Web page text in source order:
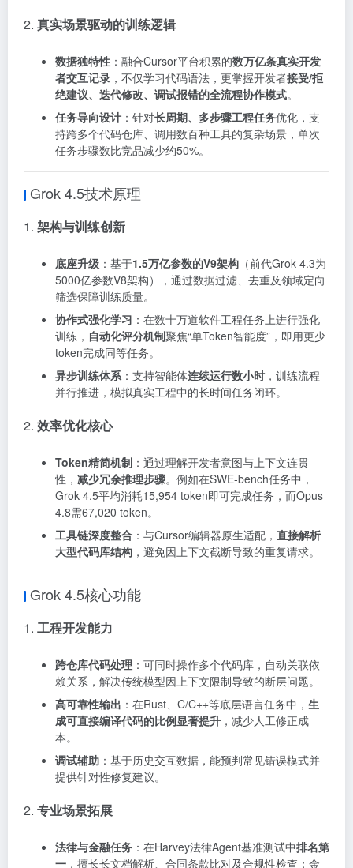
2. 真实场景驱动的训练逻辑
数据独特性 ：融合Cursor平台积累的数万亿条真实开发
者交互记录 ，不仅学习代码语法，更掌握开发者接受/拒
绝建议、迭代修改、调试报错的全流程协作模式。
任务导向设计 ：针对长周期、多步骤工程任务优化，支
持跨多个代码仓库、调用数百种工具的复杂场景，单次
任务步骤数比竞品减少约50%。
Grok 4.5技术原理
1. 架构与训练创新
底座升级 ：基于1.5万亿参数的V9架构 （前代Grok 4.3为
5000亿参数V8架构），通过数据过滤、去重及领域定向
筛选保障训练质量。
协作式强化学习 ：在数十万道软件工程任务上进行强化
训练， 自动化评分机制聚焦“单Token智能度”，即用更少
token完成同等任务。
异步训练体系：支持智能体连续运行数小时 ，训练流程
并行推进，模拟真实工程中的长时间任务闭环。
2. 效率优化核心
Token精简机制 ：通过理解开发者意图与上下文连贯
性， 减少冗余推理步骤。例如在SWE-bench任务中，
Grok 4.5平均消耗15,954 token即可完成任务，而Opus
4.8需67,020 token。
工具链深度整合 ：与Cursor编辑器原生适配， 直接解析
大型代码库结构 ，避免因上下文截断导致的重复请求。
Grok 4.5核心功能
1. 工程开发能力
跨仓库代码处理 ：可同时操作多个代码库，自动关联依
赖关系，解决传统模型因上下文限制导致的断层问题。
高可靠性输出 ：在Rust、C/C++等底层语言任务中， 生
成可直接编译代码的比例显著提升 ，减少人工修正成
本。
调试辅助 ：基于历史交互数据，能预判常见错误模式并
提供针对性修复建议。
2. 专业场景拓展
法律与金融任务 ：在Harvey法律Agent基准测试中排名第
一 ，擅长长文档解析、合同条款比对及合规性检查；金